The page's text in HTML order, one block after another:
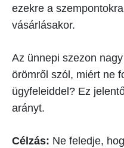
ezekre a
vásárlásakor.
Az ünnepi szezon
örömről szól, miért ne
ügyfeleiddel? Ez
arányt.
Célzás: Ne feledje,